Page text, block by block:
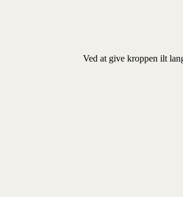
Ved at give kroppen ilt